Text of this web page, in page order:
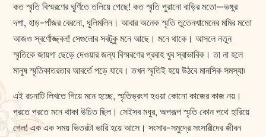
কত স্মৃতি বিস্মরণের ঘূর্ণিতে তলিয়ে গেছে! কত স্মৃতি পুরানো বাড়ির মতো—ভঙ্গুর
দশা, হাড়-পাঁজর বেরনো, ধূলিমলিন। আবার অনেক স্মৃতি তুতেনখামেনের মমির মতো
আজও স্বর্ণোজ্জ্বল! সেগুলোর সবটুকু মনে আছে। মনে থাকে। আসলে নতুন
স্মৃতিকে জায়গা ছেড়ে দেওয়ার জন্য বিস্মরণের প্রবাহ খুব স্বাভাবিক। তা না হলে
মানুষ স্মৃতিকাতরতার আবর্তে পড়ে যাবে। তখন স্মৃতিই হয়ে উঠবে মানসিক সমস্যা৷
এই রচনাটি লিখতে গিয়ে মনে হচ্ছে, স্মৃতিভ্রংশ হওয়া কোনো কাজের কাজ নয়।
পরতে পরতে মনে থাকা উচিত ছিল। সেইসব মধুর, অপরূপ স্মৃতি কোন পথে হারিয়ে
গেল! এক এক সময় ভিতরটা ভারি হয়ে আসে। সংসার-সমুদ্রে সংসারীদের জীবন